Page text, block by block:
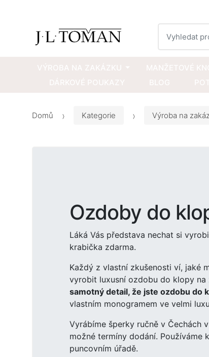
Domů Kategorie Výroba na
Ozdoby do
Láká Vás představa nechat si
krabička zdarma.
Každý z vlastní zkušenosti ví, jaké
vyrobit luxusní ozdobu do klopy na
samotný detail, že jste ozdobu do
vlastním monogramem ve velmi
Vyrábíme šperky ručně v Čechách
možné termíny dodání. Používáme
puncovním úřadě.